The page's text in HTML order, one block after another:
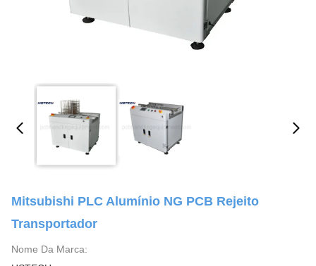
Mitsubishi PLC Alumínio NG PCB Rejeito
Transportador
Nome Da Marca: